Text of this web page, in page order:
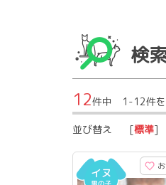
検
12件中 1-12件を
並び替え [標準]